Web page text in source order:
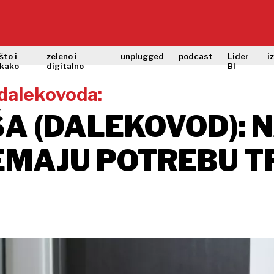
i
zeleno i
digitalno
unplugged podcast
Lider
BI
(DALEKOVOD):
POTREBU